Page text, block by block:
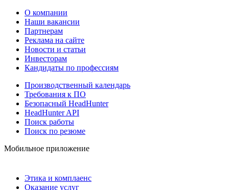
О компании
Наши вакансии
Партнерам
Реклама на сайте
Новости и статьи
Инвесторам
Кандидаты по профессиям
Производственный календарь
Требования к ПО
Безопасный HeadHunter
HeadHunter API
Поиск работы
Поиск по резюме
Мобильное приложение
Этика и комплаенс
Оказание услуг